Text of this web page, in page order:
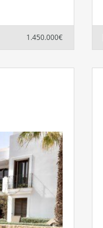
1.450.000€